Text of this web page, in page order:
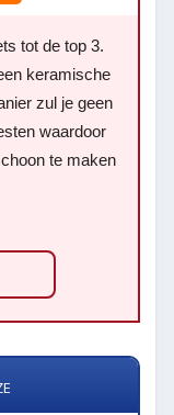
tot de top 3.
keramische
zul je geen
waardoor
te maken